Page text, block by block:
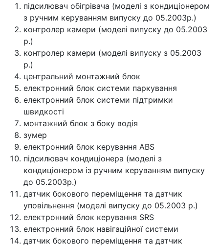
підсилювач обігрівача (моделі з кондиціонером
з ручним керуванням випуску до 05.2003р.)
контролер камери (моделі випуску до 05.2003
р.)
контролер камери (моделі випуску з 05.2003
р.)
центральний монтажний блок
електронний блок системи паркування
електронний блок системи підтримки
швидкості
монтажний блок з боку водія
зумер
електронний блок керування ABS
підсилювач кондиціонера (моделі з
кондиціонером із ручним керуванням випуску
до 05.2003р.)
датчик бокового переміщення та датчик
уповільнення (моделі випуску до 05.2003 р.)
електронний блок керування SRS
електронний блок навігаційної системи
датчик бокового переміщення та датчик